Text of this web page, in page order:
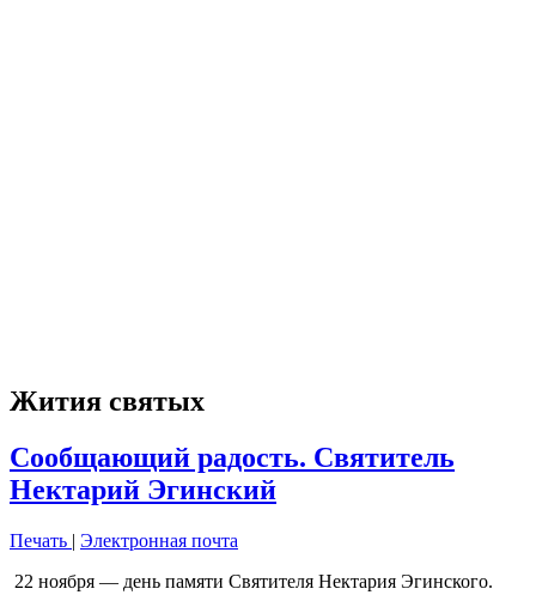
Жития святых
Сообщающий радость. Святитель
Нектарий Эгинский
Печать | Электронная почта
22 ноября — день памяти Святителя Нектария Эгинского.